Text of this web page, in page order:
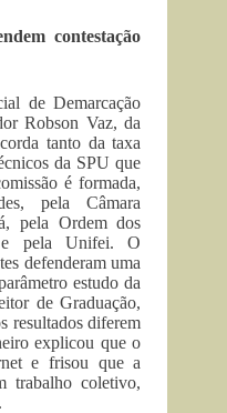
contestação
de Demarcação
Robson Vaz, da
tanto da taxa
da SPU que
é formada,
pela Câmara
pela Ordem dos
pela Unifei. O
defenderam uma
estudo da
de Graduação,
resultados diferem
explicou que o
e frisou que a
trabalho coletivo,